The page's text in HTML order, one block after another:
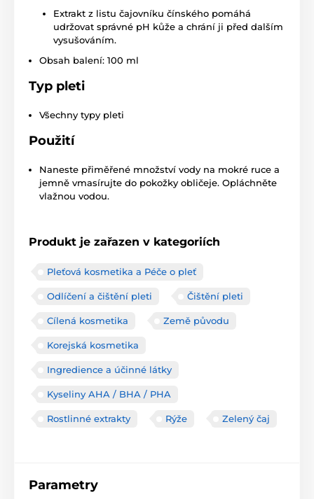
Extrakt z listu čajovníku čínského pomáhá
udržovat správné pH kůže a chrání ji před dalším
vysušováním.
Obsah balení: 100 ml
Typ pleti
Všechny typy pleti
Použití
Naneste přiměřené množství vody na mokré ruce a
jemně vmasírujte do pokožky obličeje. Opláchněte
vlažnou vodou.
Produkt je zařazen v kategoriích
Pleťová kosmetika a Péče o pleť
Odlíčení a čištění pleti Čištění pleti
Cílená kosmetika Země původu
Korejská kosmetika
Ingredience a účinné látky
Kyseliny AHA / BHA / PHA
Rostlinné extrakty Rýže Zelený čaj
Parametry